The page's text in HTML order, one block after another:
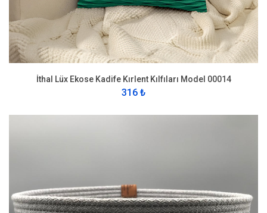
İthal Lüx Ekose Kadife Kırlent Kılfıları Model 00014
316 ₺